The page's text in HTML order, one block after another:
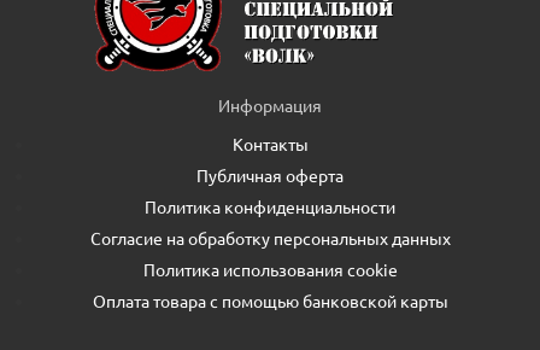
Информация
Контакты
Публичная оферта
Политика конфиденциальности
Согласие на обработку персональных данных
Политика использования cookie
Оплата товара с помощью банковской карты